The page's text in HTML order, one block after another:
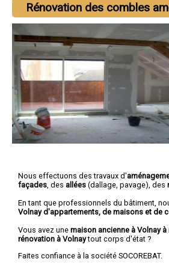
Rénovation des combles
Nous effectuons des travaux d'
façades , des allées (dallage, pavage), des
En tant que professionnels du bâtiment,
Volnay d'appartements, de maisons et de
Vous avez une maison ancienne à Volnay à
rénovation à Volnaytout corps d'état ?
Faites confiance à la société SOCOREBAT.